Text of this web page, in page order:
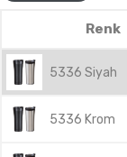
Renk
5336 Siyah
5336 Krom